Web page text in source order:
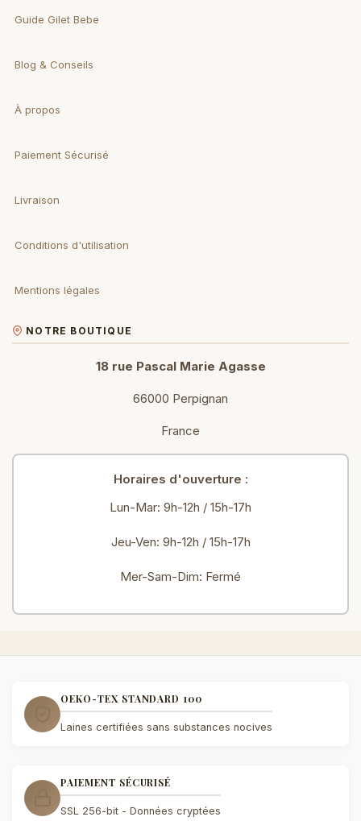
Guide Gilet Bebe
Blog & Conseils
À propos
Paiement Sécurisé
Livraison
Conditions d'utilisation
Mentions légales
NOTRE BOUTIQUE
18 rue Pascal Marie Agasse
66000 Perpignan
France
Horaires d'ouverture :
Lun-Mar: 9h-12h / 15h-17h
Jeu-Ven: 9h-12h / 15h-17h
Mer-Sam-Dim: Fermé
OEKO-TEX STANDARD 100
Laines certifiées sans substances nocives
PAIEMENT SÉCURISÉ
SSL 256-bit - Données cryptées